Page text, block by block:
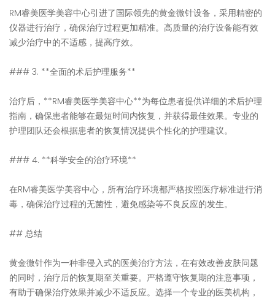
RM睿美医学美容中心引进了国际领先的黄金微针设备，采用精密的
仪器进行治疗，确保治疗过程更加精准。高质量的治疗设备能有效
减少治疗中的不适感，提高疗效。
### 3. **全面的术后护理服务**
治疗后，**RM睿美医学美容中心**为每位患者提供详细的术后护理
指南，确保患者能够在最短时间内恢复，并获得最佳效果。专业的
护理团队还会根据患者的恢复情况提供个性化的护理建议。
### 4. **科学安全的治疗环境**
在RM睿美医学美容中心，所有治疗环境都严格按照医疗标准进行消
毒，确保治疗过程的无菌性，避免感染等不良反应的发生。
## 总结
黄金微针作为一种非侵入式的医美治疗方法，在有效改善皮肤问题
的同时，治疗后的恢复期至关重要。严格遵守恢复期的注意事项，
有助于确保治疗效果并减少不适反应。选择一个专业的医美机构，